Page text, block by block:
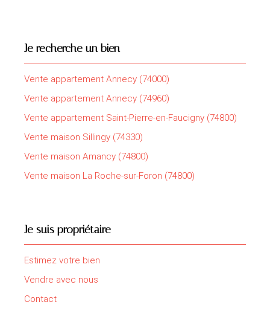
Je recherche un bien
Vente appartement Annecy (74000)
Vente appartement Annecy (74960)
Vente appartement Saint-Pierre-en-Faucigny (74800)
Vente maison Sillingy (74330)
Vente maison Amancy (74800)
Vente maison La Roche-sur-Foron (74800)
Je suis propriétaire
Estimez votre bien
Vendre avec nous
Contact